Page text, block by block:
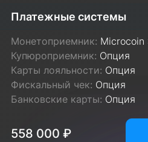
Платежные системы
Монетоприемник: Microcoin
Купюроприемник: Опция
Карты лояльности: Опция
Фискальный чек: Опция
Банковские карты: Опция
558 000 ₽